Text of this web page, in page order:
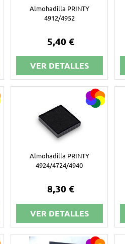
Almohadilla PRINTY
4912/4952
5,40 €
VER DETALLES
Almohadilla PRINTY
4924/4724/4940
8,30 €
VER DETALLES